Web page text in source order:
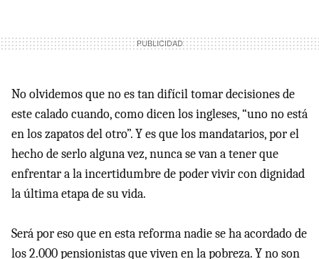
No olvidemos que no es tan difícil tomar decisiones de
este calado cuando, como dicen los ingleses, “uno no está
en los zapatos del otro”. Y es que los mandatarios, por el
hecho de serlo alguna vez, nunca se van a tener que
enfrentar a la incertidumbre de poder vivir con dignidad
la última etapa de su vida.
Será por eso que en esta reforma nadie se ha acordado de
los 2.000 pensionistas que viven en la pobreza. Y no son